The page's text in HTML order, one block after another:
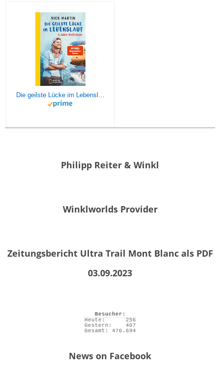
Die geilste Lücke im Lebenslauf: 6 Jahre Weltreisen | Der erfolgreiche Reisebericht erstmals im Taschenbuch
Philipp Reiter & Winkl
Winklworlds Provider
Zeitungsbericht Ultra Trail Mont Blanc als PDF
03.09.2023
Besucher:
Heute:
256
Gestern:
407
Gesamt:
476.694
News on Facebook